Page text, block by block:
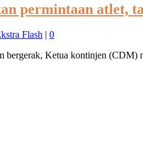
permintaan atlet,
Flash | 0
bergerak, Ketua kontinjen (CDM)